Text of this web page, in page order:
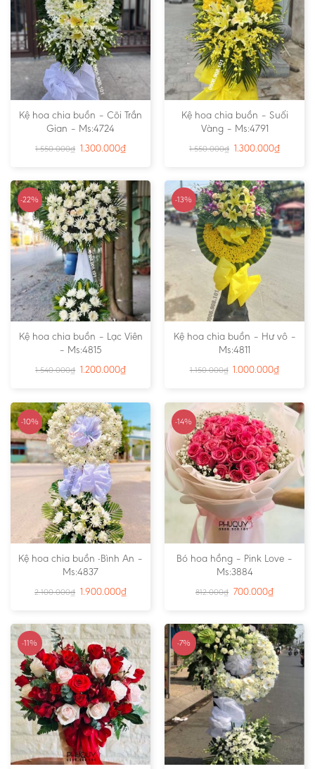
Kệ hoa chia buồn – Cõi Trần
Gian – Ms:4724
1.550.000₫ 1.300.000₫
Kệ hoa chia buồn – Suối
Vàng – Ms:4791
1.550.000₫ 1.300.000₫
-22%
Kệ hoa chia buồn – Lạc Viên
– Ms:4815
1.540.000₫ 1.200.000₫
-13%
Kệ hoa chia buồn – Hư vô –
Ms:4811
1.150.000₫ 1.000.000₫
-10%
Kệ hoa chia buồn -Bình An –
Ms:4837
2.100.000₫ 1.900.000₫
-14%
Bó hoa hồng – Pink Love –
Ms:3884
812.000₫ 700.000₫
-11% -7%